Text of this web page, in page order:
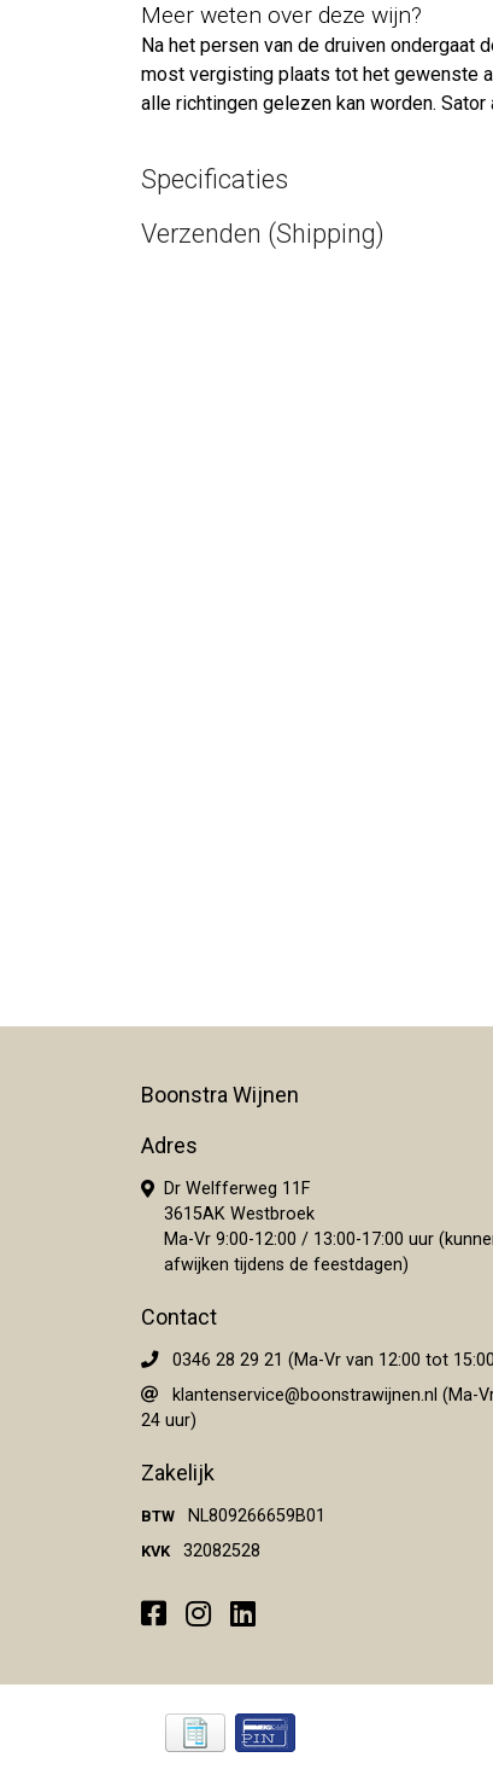
Meer weten over deze wijn?
Na het persen van de druiven
most vergisting plaats tot het gewenste
alle richtingen gelezen kan worden.
Specificaties
Verzenden (Shipping)
Boonstra Wijnen
Adres
Dr Welfferweg 11F
3615AK Westbroek
Ma-Vr 9:00-12:00 / 13:00-17:00 uur
afwijken tijdens de feestdagen)
Contact
0346 28 29 21 (Ma-Vr van 12:00 tot
klantenservice@boonstrawijnen.nl (Ma-
24 uur)
Zakelijk
BTW NL809266659B01
KVK 32082528
Facebook
Instagram
LinkedIn